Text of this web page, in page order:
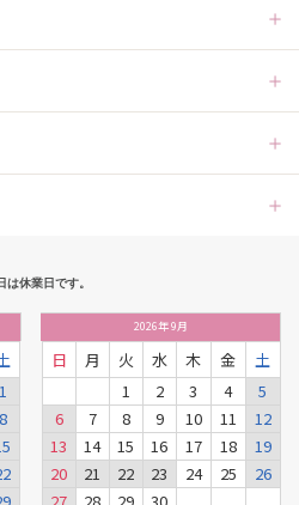
休業日です。
1
8
2026年9月
日 月 火 水 木 金
土
1
2 3 4
5
6
7 8 9 10 11
12
13
14 15 16 17 18
19
20
21 22 23 24 25
26